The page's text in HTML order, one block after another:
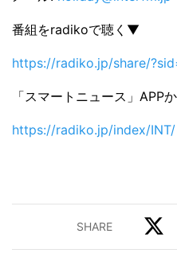
番組をradikoで聴く▼
https://radiko.jp/share/
「スマートニュース」
https://radiko.jp/index/INT/